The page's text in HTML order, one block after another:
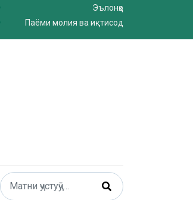
Эълонҳо
Паёми молия ва иқтисод
Поиск